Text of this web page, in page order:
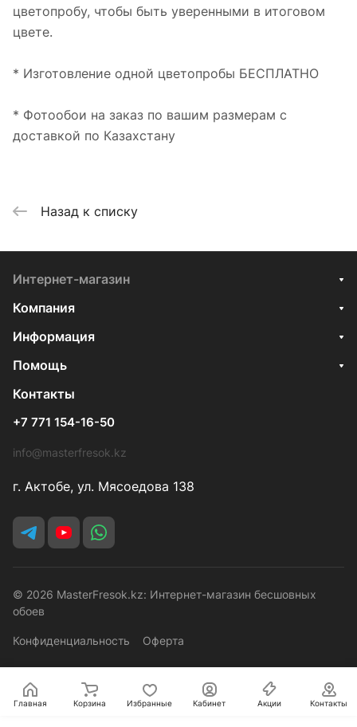
цветопробу, чтобы быть уверенными в итоговом
цвете.
* Изготовление одной цветопробы БЕСПЛАТНО
* Фотообои на заказ по вашим размерам с
доставкой по Казахстану
Назад к списку
Интернет-магазин
Компания
Информация
Помощь
Контакты
+7 771 154-16-50
info@masterfresok.kz
г. Актобе, ул. Мясоедова 138
© 2026 MasterFresok.kz: Интернет-магазин бесшовных
обоев
Конфиденциальность Оферта
Главная Корзина Избранные Кабинет Акции Контакты